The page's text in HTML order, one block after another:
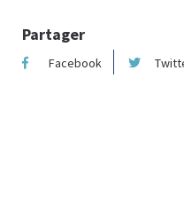
Partager
Facebook